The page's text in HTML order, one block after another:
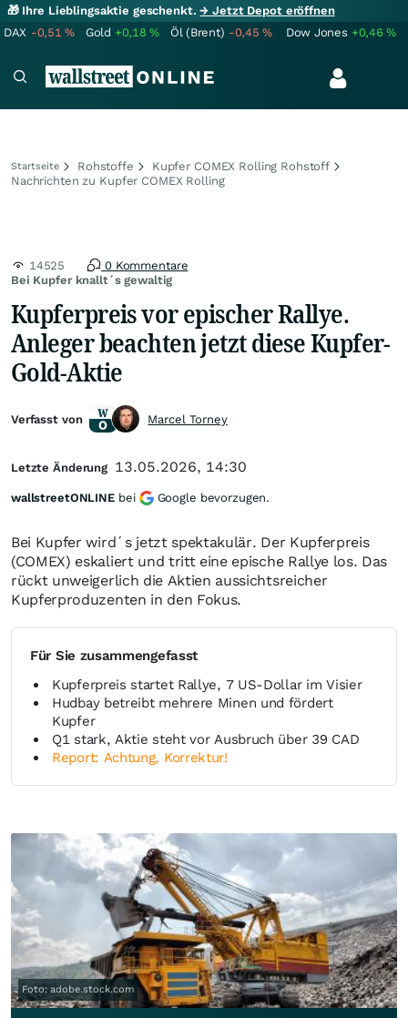
🎁 Ihre Lieblingsaktie geschenkt.→ Jetzt Depot eröffnen
DAX -0,51% Gold +0,18% Öl (Brent) -0,45% Dow Jones +0,46%
Startseite Rohstoffe
Kupfer COMEX Rolling Rohstoff
Nachrichten zu Kupfer COMEX Rolling
Bei Kupfer knallt´s gewaltig
14525 0 Kommentare
Kupferpreis vor epischer Rallye.
Anleger beachten jetzt diese Kupfer-
Gold-Aktie
Bei Kupfer wird´s jetzt spektakulär. Der Kupferpreis
(COMEX) eskaliert und tritt eine epische Rallye los. Das
rückt unweigerlich die Aktien aussichtsreicher
Kupferproduzenten in den Fokus.
Für Sie zusammengefasst
Kupferpreis startet Rallye, 7 US-Dollar im Visier
Hudbay betreibt mehrere Minen und fördert
Kupfer
Q1 stark, Aktie steht vor Ausbruch über 39 CAD
Report: Achtung, Korrektur!
Foto: adobe.stock.com
Verfasst von Marcel Torney
Letzte Änderung 13.05.2026, 14:30
wallstreetONLINE bei Google bevorzugen.